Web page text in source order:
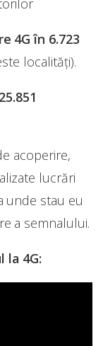
4G în 6.723
localități).
25.851
acoperire,
lucrări
unde stau eu
a semnalului.
la 4G: